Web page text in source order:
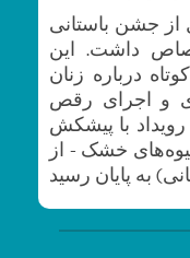
از جشن باستانی
داشت. این
درباره زنان
و اجرای رقص
با پیشکش
خشک - از